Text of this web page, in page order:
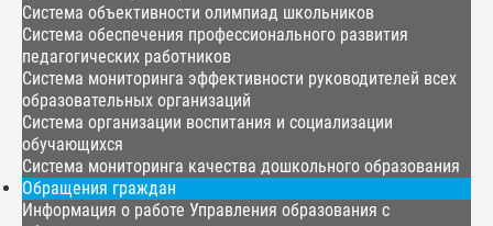
Система объективности олимпиад школьников
Система обеспечения профессионального развития
педагогических работников
Система мониторинга эффективности руководителей всех
образовательных организаций
Система организации воспитания и социализации
обучающихся
Система мониторинга качества дошкольного образования
Обращения граждан
Информация о работе Управления образования с